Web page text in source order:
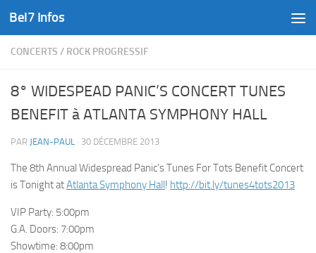
Skip to content
Bel7 Infos
CONCERTS / ROCK PROGRESSIF
8° WIDESPEAD PANIC’S CONCERT TUNES
BENEFIT à ATLANTA SYMPHONY HALL
PAR JEAN-PAUL · 30 DÉCEMBRE 2013
The 8th Annual Widespread Panic’s Tunes For Tots Benefit Concert
is Tonight atAtlanta Symphony Hall! http://bit.ly/tunes4tots2013
VIP Party: 5:00pm
G.A. Doors: 7:00pm
Showtime: 8:00pm